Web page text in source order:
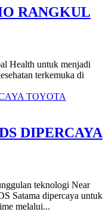
RANGKUL
Health untuk menjadi
terkemuka di
DIPERCAYA
teknologi Near
Satama dipercaya untuk
melalui...